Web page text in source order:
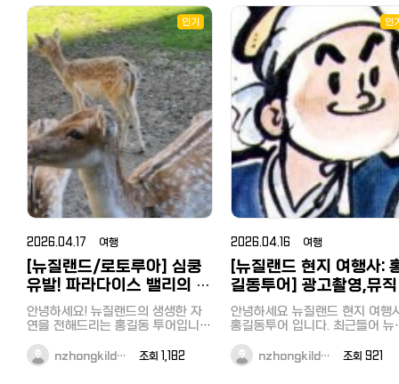
여권의 제시가 필요하며 일본 거주
민은 할인을 받으실 수 없습니다^^;;
1. 일본 쇼핑의 대명사 돈키호테 돈
키호테의 방일 관광객 대상 할인쿠
폰 「Yokoso! Card」가 「Discount
Coupon」로 리뉴얼 되었습니다. 【새
로운 쿠폰의 특징】 10,000엔(세금
별도) 이상 면세 구매 시 최대 면세
율 10%+5% OFF로 구입하실 수
있습니다! 할인금액의 상한 없음! 많
이 구입하실수록 할인율이 높아집니
다! 세금 불포함 10,000엔 이상 구
매 시 5% 할인 할인쿠폰 이용 방법
(모바일 전용) 【대상자】 세금 불포함
10,000엔 이상, 면세로 구매하시는
고객님 한정 ※일본인 일시 귀국자
도 면세가 가능하며, 본 쿠폰의 대상
입니다. ※외국공관 등 (대사관) 면세
는 대상에서 제외됩니다. 【대상 점
포】 일본 내 돈키호테, APITA,
PIAGO (일부 점포 제외) 【이용 방
법】 ① 이하의 쿠폰 배너를 클릭하
면, 쿠폰 화면으로 이동합니다. ② 쿠
폰 화면을 계산 시, 직원에게 제시해
주시길 바랍니다. ③ 마지막으로「사
용」버튼을 누릅니다. ※고객님께 스
다. 목표는 주 3끼까지 무료. 왜 무료
냐면 — 새로 런칭하는 매장은
에 알려지는 게 가장 중요하고,
가 진짜 손님으로 그 시작을 돕
다. 당신은 식사, 저희는 피드백.
은 비용도, 결제도 없습니다. 아무 데
나 안 보냅니다. 위생·매장 정보
명하게 공개하고, 검증된 곳만
합니다. 참여 대상: 도쿄(및 인근) 거
주 누구나 (유학생·직장인·교민)
한식/일식 좋아하는 분 지금은 입장
만 하면 끝입니다. 들어와서 따
거 없고, 알림 꺼두셔도 됩니다.
중순부터 매칭이 시작되니 그때
편하게 계시면 됩니다. 진행: 1. 지금
입장 (아래 링크, 끝) 2. 8월 중순
터 매칭 — 입장 순서대로 우선
마에칸 등) 4. 솔직한 피드백 1
식대 환급 (절차 간단, 매칭 전 안
지금이 유리한 이유: 1기는 소수
예만. 입장 순서 = 우선순위(전
록). 인원 차면 게시글 내려갑니
(区) / 닉네임(영어) 예) 0609 /
주쿠 / Tom (지역 구분용, 한 번
인기
2026.04.17 여행
[뉴질랜드/로토루아] 심쿵
유발! 파라다이스 밸리의 귀
여운 동물 친구들 (with 홍
길동 투어)
안녕하세요! 뉴질랜드의 생생한 자
연을 전해드리는 홍길동 투어입니
링'되는 장소, 파라다이스 밸리 스프
링스(Paradise Valley Springs)의
nzhongkild… 조회 1,182
인
2026.04.16 여행
[뉴질랜드 현지 여행사:
길동투어] 광고촬영,뮤
디오,다큐멘터리 그리고
수지역 방문은 홍길동투
와 함께…
안녕하세요 뉴질랜드 현지 여행사
홍길동투어 입니다. 최근들어 뉴질
오는 일이 많아졌었는데요 태연,그
리고 마마무의 뮤직비디오를 뉴
nzhongkild… 조회 921